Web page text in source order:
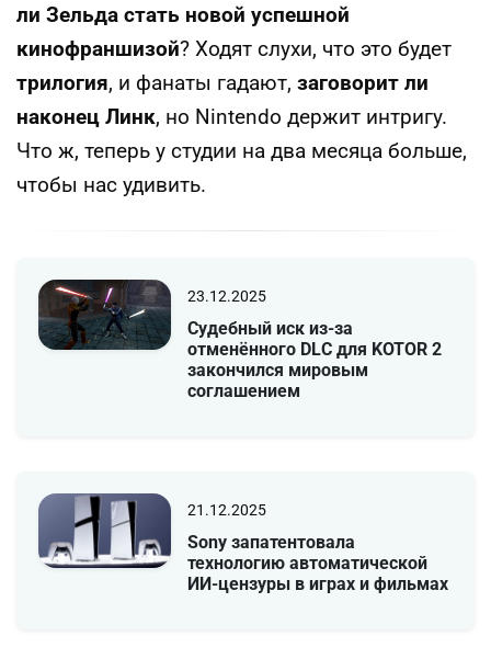
ли Зельда стать новой успешной
кинофраншизой? Ходят слухи, что это будет
трилогия, и фанаты гадают, заговорит ли
наконец Линк, но Nintendo держит интригу.
Что ж, теперь у студии на два месяца больше,
чтобы нас удивить.
23.12.2025
Судебный иск из-за
отменённого DLC для KOTOR 2
закончился мировым
соглашением
21.12.2025
Sony запатентовала
технологию автоматической
ИИ-цензуры в играх и фильмах